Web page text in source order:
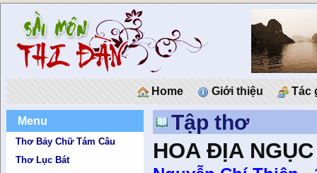
Home Giới thiệu Tác
Menu
Thơ Bảy Chữ Tám Câu
Thơ Lục Bát
Tập thơ
HOA ĐỊA